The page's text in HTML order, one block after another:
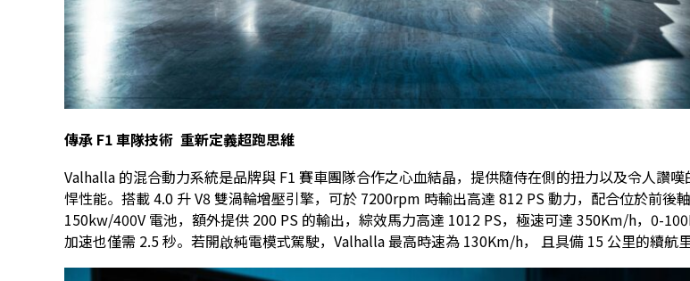
傳承 F1車隊技術 重新定義超跑思維
Valhalla 的混合動力系統是品牌與 F1 賽車團隊合作之心血結晶，提供隨侍在側的扭力以及令人讚嘆
悍性能。搭載 4.0 升 V8 雙渦輪增壓引擎，可於 7200rpm 時輸出高達 812 PS 動力，配合位於前後
150kw/400V 電池，額外提供 200 PS 的輸出，綜效馬力高達 1012 PS，極速可達 350Km/h，0-
加速也僅需 2.5 秒。若開啟純電模式駕駛，Valhalla 最高時速為 130Km/h， 且具備 15 公里的續航里